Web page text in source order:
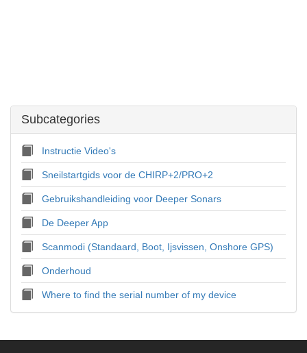
Subcategories
Instructie Video's
Sneilstartgids voor de CHIRP+2/PRO+2
Gebruikshandleiding voor Deeper Sonars
De Deeper App
Scanmodi (Standaard, Boot, Ijsvissen, Onshore GPS)
Onderhoud
Where to find the serial number of my device